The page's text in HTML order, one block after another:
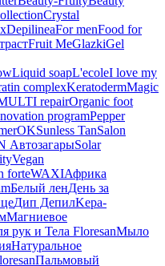
Crystal
DepilineaFor menFood for
Fruit MeGlazkiGel
Liquid soapL'ecoleI love my
complexKeratodermMagic
repairOrganic foot
programPepper
Sunless TanSalon
АвтозагарыSolar
Vegan
forteWAXIАфрика
Белый ленДень за
Дип ДепилKepa-
Магниевое
рук и Тела FloresanМыло
Натуральное
Пальмовый